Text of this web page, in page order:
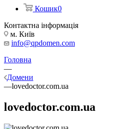
Кошик0
Контактна інформація
м. Київ
info@qpdomen.com
Головна
—
Домени
—lovedoctor.com.ua
lovedoctor.com.ua